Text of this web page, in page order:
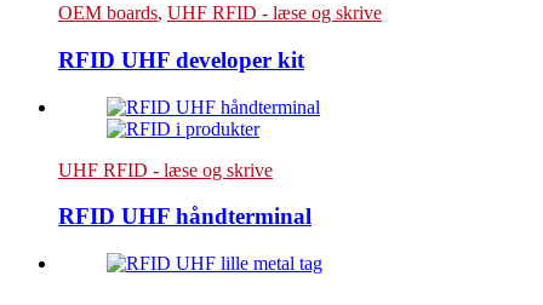
OEM boards, UHF RFID - læse og skrive
RFID UHF developer kit
UHF RFID - læse og skrive
RFID UHF håndterminal